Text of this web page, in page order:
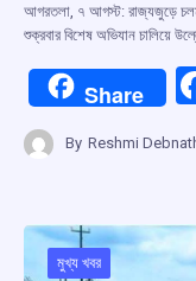
আগরতলা, ৭ আগস্ট: রাজ্যজুড়ে
শুক্রবার বিশেষ অভিযান চালিয়ে
Share
By Reshmi
মুখ্য খবর